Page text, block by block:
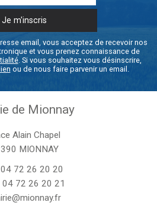
email, vous acceptez de recevoir nos
et vous prenez connaissance de
. Si vous souhaitez vous désinscrire,
ou de nous faire parvenir un email.
de Mionnay
Alain Chapel
MIONNAY
04 72 26 20 20
04 72 26 20 21